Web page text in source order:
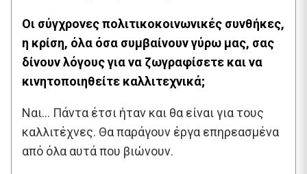
Οι σύγχρονες πολιτικοκοινωνικές συνθήκες,
η κρίση, όλα όσα συμβαίνουν γύρω μας, σας
δίνουν λόγους για να ζωγραφίσετε και να
κινητοποιηθείτε καλλιτεχνικά;
Ναι… Πάντα έτσι ήταν και θα είναι για τους
καλλιτέχνες. Θα παράγουν έργα επηρεασμένα
από όλα αυτά που βιώνουν.